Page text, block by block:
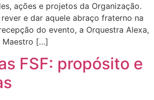
ações e projetos da Organização.
e dar aquele abraço fraterno na
do evento, a Orquestra Alexa,
Maestro […]
FSF: propósito e